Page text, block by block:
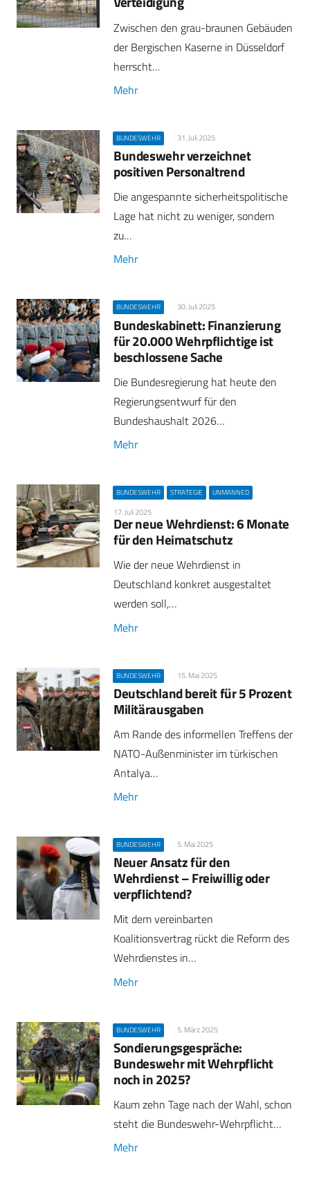
Zwischen den grau-braunen Gebäuden
der Bergischen Kaserne in Düsseldorf
herrscht…
Mehr
BUNDESWEHR 31. Juli 2025
Bundeswehr verzeichnet
positiven Personaltrend
Die angespannte sicherheitspolitische
Lage hat nicht zu weniger, sondern
zu…
Mehr
BUNDESWEHR 30. Juli 2025
Bundeskabinett: Finanzierung
für 20.000 Wehrpflichtige ist
beschlossene Sache
Die Bundesregierung hat heute den
Regierungsentwurf für den
Bundeshaushalt 2026…
Mehr
BUNDESWEHR STRATEGIE UNMANNED
17. Juli 2025
Der neue Wehrdienst: 6 Monate
für den Heimatschutz
Wie der neue Wehrdienst in
Deutschland konkret ausgestaltet
werden soll,…
Mehr
BUNDESWEHR 15. Mai 2025
Deutschland bereit für 5 Prozent
Militärausgaben
Am Rande des informellen Treffens der
NATO-Außenminister im türkischen
Antalya…
Mehr
BUNDESWEHR 5. Mai 2025
Neuer Ansatz für den
Wehrdienst – Freiwillig oder
verpflichtend?
Mit dem vereinbarten
Koalitionsvertrag rückt die Reform des
Wehrdienstes in…
Mehr
BUNDESWEHR 5. März 2025
Sondierungsgespräche:
Bundeswehr mit Wehrpflicht
noch in 2025?
Kaum zehn Tage nach der Wahl, schon
steht die Bundeswehr-Wehrpflicht…
Mehr